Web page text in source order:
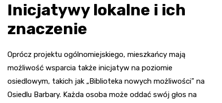
Inicjatywy lokalne i ich
znaczenie
Oprócz projektu ogólnomiejskiego, mieszkańcy mają
możliwość wsparcia także inicjatyw na poziomie
osiedlowym, takich jak „Biblioteka nowych możliwości” na
Osiedlu Barbary. Każda osoba może oddać swój głos na